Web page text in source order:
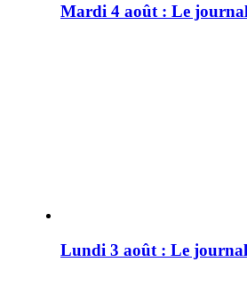
Mardi 4 août : Le
Lundi 3 août : Le